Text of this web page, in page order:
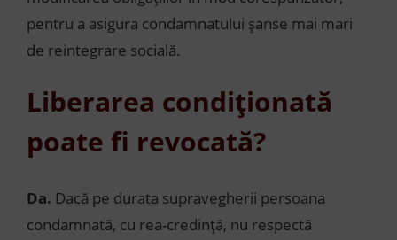
pentru a asigura condamnatului șanse mai mari
de reintegrare socială.
Liberarea condiționată
poate fi revocată?
Da. Dacă pe durata supravegherii persoana
condamnată, cu rea-credință, nu respectă